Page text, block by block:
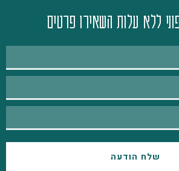
ללא עלות השאירו פרטים
שלח הודעה